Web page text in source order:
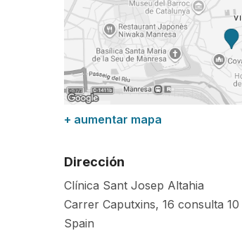
+ aumentar mapa
Dirección
Clínica Sant Josep Altahia
Carrer Caputxins, 16 consulta 10
Spain